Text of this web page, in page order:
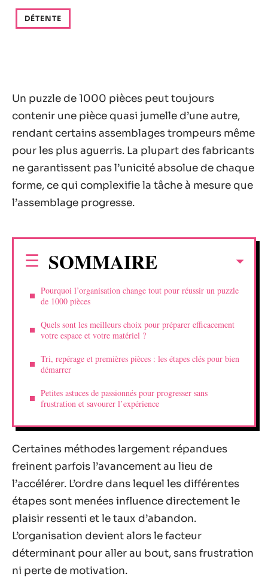
DÉTENTE
Un puzzle de 1000 pièces peut toujours
contenir une pièce quasi jumelle d’une autre,
rendant certains assemblages trompeurs même
pour les plus aguerris. La plupart des fabricants
ne garantissent pas l’unicité absolue de chaque
forme, ce qui complexifie la tâche à mesure que
l’assemblage progresse.
SOMMAIRE
Pourquoi l’organisation change tout pour réussir un puzzle
de 1000 pièces
Quels sont les meilleurs choix pour préparer efficacement
votre espace et votre matériel ?
Tri, repérage et premières pièces : les étapes clés pour bien
démarrer
Petites astuces de passionnés pour progresser sans
frustration et savourer l’expérience
Certaines méthodes largement répandues
freinent parfois l’avancement au lieu de
l’accélérer. L’ordre dans lequel les différentes
étapes sont menées influence directement le
plaisir ressenti et le taux d’abandon.
L’organisation devient alors le facteur
déterminant pour aller au bout, sans frustration
ni perte de motivation.